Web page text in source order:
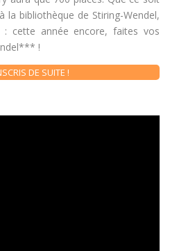
la bibliothèque de Stiring-Wendel,
: cette année encore, faites vos
!
DE SUITE !